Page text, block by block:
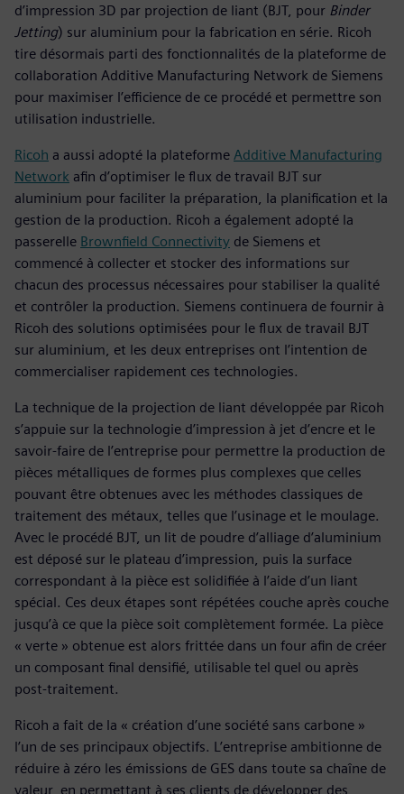
d’impression 3D par projection de liant (BJT, pour Binder
Jetting) sur aluminium pour la fabrication en série. Ricoh
tire désormais parti des fonctionnalités de la plateforme de
collaboration Additive Manufacturing Network de Siemens
pour maximiser l’efficience de ce procédé et permettre son
utilisation industrielle.
Ricoh a aussi adopté la plateforme Additive Manufacturing
Network afin d’optimiser le flux de travail BJT sur
aluminium pour faciliter la préparation, la planification et la
gestion de la production. Ricoh a également adopté la
passerelle Brownfield Connectivity de Siemens et
commencé à collecter et stocker des informations sur
chacun des processus nécessaires pour stabiliser la qualité
et contrôler la production. Siemens continuera de fournir à
Ricoh des solutions optimisées pour le flux de travail BJT
sur aluminium, et les deux entreprises ont l’intention de
commercialiser rapidement ces technologies.
La technique de la projection de liant développée par Ricoh
s’appuie sur la technologie d’impression à jet d’encre et le
savoir-faire de l’entreprise pour permettre la production de
pièces métalliques de formes plus complexes que celles
pouvant être obtenues avec les méthodes classiques de
traitement des métaux, telles que l’usinage et le moulage.
Avec le procédé BJT, un lit de poudre d’alliage d’aluminium
est déposé sur le plateau d’impression, puis la surface
correspondant à la pièce est solidifiée à l’aide d’un liant
spécial. Ces deux étapes sont répétées couche après couche
jusqu’à ce que la pièce soit complètement formée. La pièce
« verte » obtenue est alors frittée dans un four afin de créer
un composant final densifié, utilisable tel quel ou après
post-traitement.
Ricoh a fait de la « création d’une société sans carbone »
l’un de ses principaux objectifs. L’entreprise ambitionne de
réduire à zéro les émissions de GES dans toute sa chaîne de
valeur, en permettant à ses clients de développer des